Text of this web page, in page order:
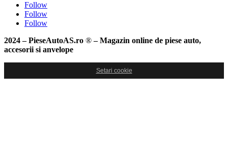
Follow
Follow
Follow
2024 – PieseAutoAS.ro ®– Magazin online de piese auto,
accesorii si anvelope
Setari cookie